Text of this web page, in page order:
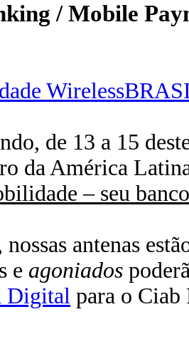
/ Mobile
de 13 a 15
da América
– seu
nossas antenas
s e agoniados
Digital para o Ciab